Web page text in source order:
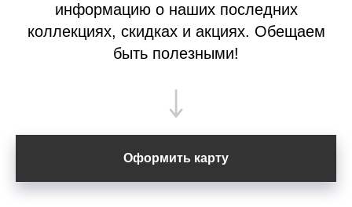
информацию о наших последних
коллекциях, скидках и акциях. Обещаем
быть полезными!
Оформить карту